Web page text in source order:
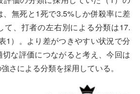
、無死と1死で3.5%しか併殺率に差
て、打者の左右別による分類は17.
1）。より差がつきやすい状況で分
な評価につながると考え、今回は
さによる分類を採用している。